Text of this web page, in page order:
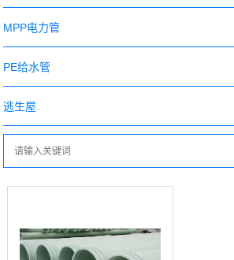
MPP电力管
PE给水管
逃生屋